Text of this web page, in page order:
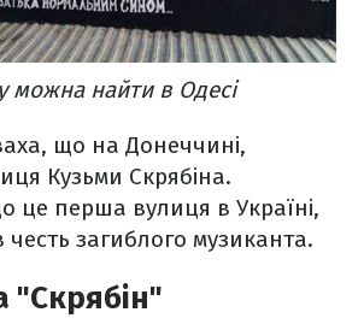
можна найти в Одесі
що на Донеччині,
Кузьми Скрябіна.
це перша вулиця в Україні,
загиблого музиканта.
"Скрябін"